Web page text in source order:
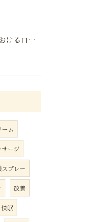
エステ業界における口コミの効果分析
ーム
サージ
スプレー
改善
快眠